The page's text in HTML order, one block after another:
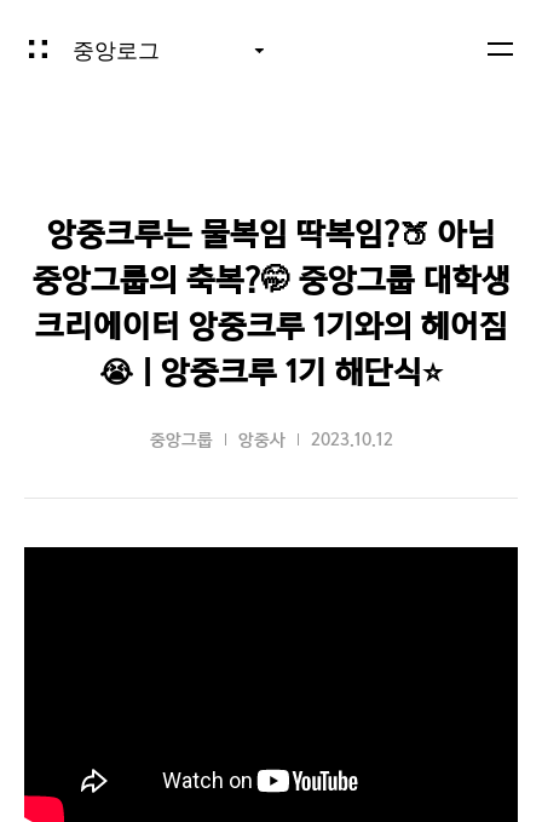
중앙로그
앙중크루는 물복임 딱복임?🍑 아님
중앙그룹의 축복?🤭 중앙그룹 대학생
크리에이터 앙중크루 1기와의 헤어짐
😭 | 앙중크루 1기 해단식⭐
중앙그룹 앙중사 2023.10.12